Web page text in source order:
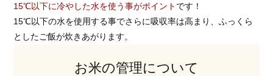
15℃以下に冷やした水を使う事がポイント です！
15℃以下の水を使用する事でさらに吸収率は高まり、ふっくら
としたご飯が炊きあがります。
お米の管理について